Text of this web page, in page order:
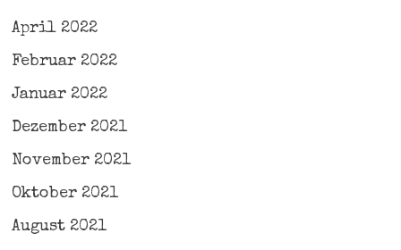
April 2022
Februar 2022
Januar 2022
Dezember 2021
November 2021
Oktober 2021
August 2021